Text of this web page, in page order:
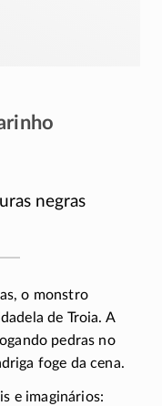
negras
o monstro
de Troia. A
pedras no
foge da cena.
e imaginários: